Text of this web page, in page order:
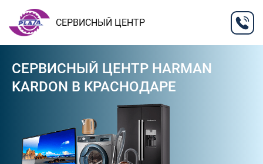
СЕРВИСНЫЙ ЦЕНТР
СЕРВИСНЫЙ ЦЕНТР HARMAN
KARDON В КРАСНОДАРЕ